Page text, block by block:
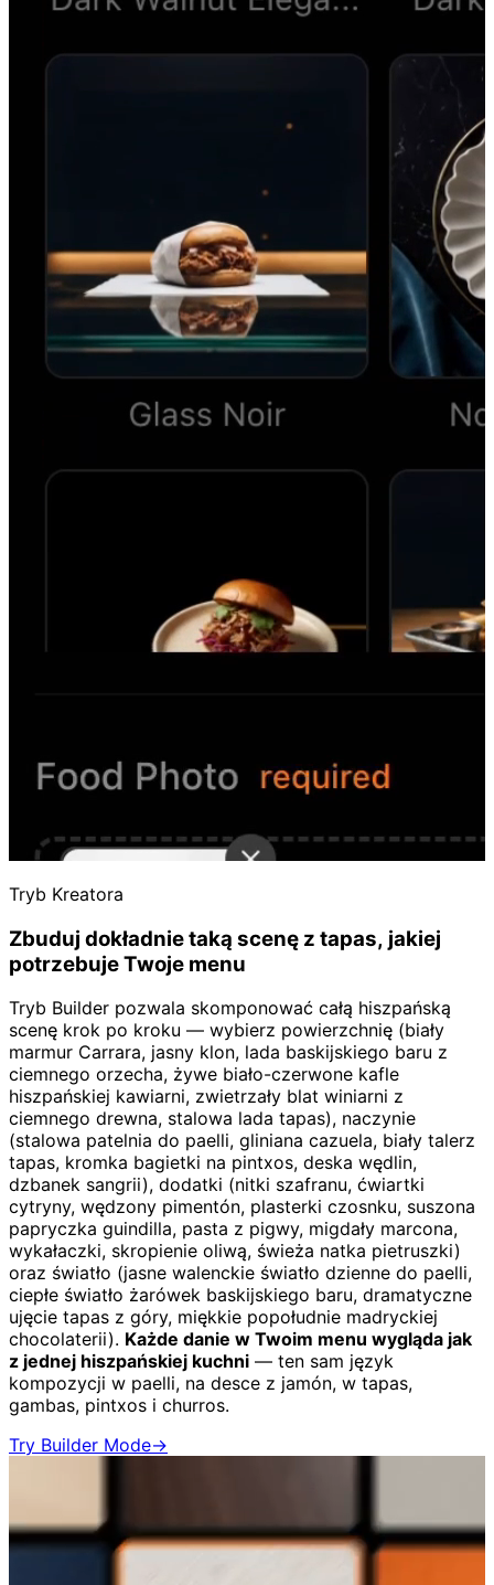
Tryb Kreatora
Zbuduj dokładnie taką scenę z tapas, jakiej
potrzebuje Twoje menu
Tryb Builder pozwala skomponować całą hiszpańską
scenę krok po kroku — wybierz powierzchnię (biały
marmur Carrara, jasny klon, lada baskijskiego baru z
ciemnego orzecha, żywe biało-czerwone kafle
hiszpańskiej kawiarni, zwietrzały blat winiarni z
ciemnego drewna, stalowa lada tapas), naczynie
(stalowa patelnia do paelli, gliniana cazuela, biały talerz
tapas, kromka bagietki na pintxos, deska wędlin,
dzbanek sangrii), dodatki (nitki szafranu, ćwiartki
cytryny, wędzony pimentón, plasterki czosnku, suszona
papryczka guindilla, pasta z pigwy, migdały marcona,
wykałaczki, skropienie oliwą, świeża natka pietruszki)
oraz światło (jasne walenckie światło dzienne do paelli,
ciepłe światło żarówek baskijskiego baru, dramatyczne
ujęcie tapas z góry, miękkie popołudnie madryckiej
chocolaterii). Każde danie w Twoim menu wygląda jak
z jednej hiszpańskiej kuchni — ten sam język
kompozycji w paelli, na desce z jamón, w tapas,
gambas, pintxos i churros.
Try Builder Mode→